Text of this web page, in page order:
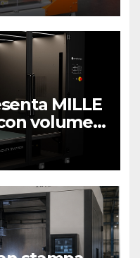
MILLE
volume
cubo